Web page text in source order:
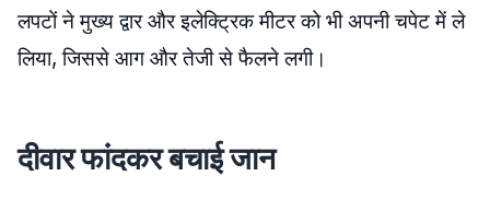
लपटों ने मुख्य द्वार और इलेक्ट्रिक मीटर को भी अपनी चपेट में ले
लिया, जिससे आग और तेजी से फैलने लगी।
दीवार फांदकर बचाई जान